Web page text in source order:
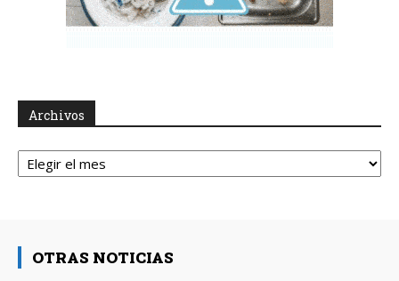
Archivos
Archivos
OTRAS NOTICIAS